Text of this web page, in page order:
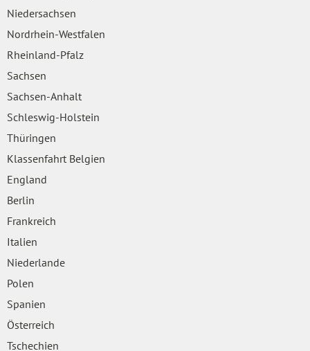
Niedersachsen
Nordrhein-Westfalen
Rheinland-Pfalz
Sachsen
Sachsen-Anhalt
Schleswig-Holstein
Thüringen
Klassenfahrt Belgien
England
Berlin
Frankreich
Italien
Niederlande
Polen
Spanien
Österreich
Tschechien